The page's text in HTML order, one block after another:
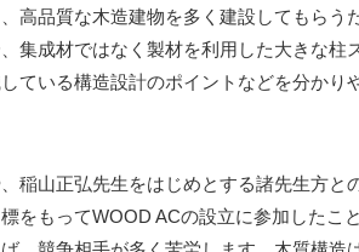
高品質な木造建物を多く建設してもらう
集成材ではなく製材を利用した大きな柱
ている構造設計のポイントなどを分かり
稲山正弘先生をはじめとする諸先生方と
をもってWOOD ACの設立に参加したこと